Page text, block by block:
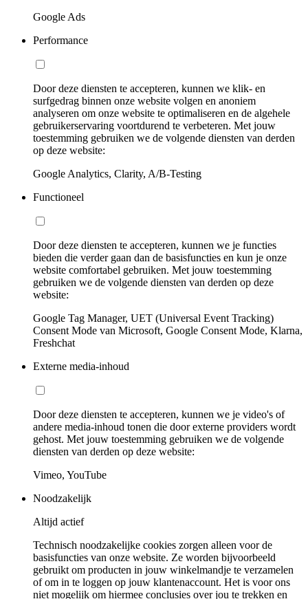
Google Ads
Performance
Door deze diensten te accepteren, kunnen we klik- en
surfgedrag binnen onze website volgen en anoniem
analyseren om onze website te optimaliseren en de algehele
gebruikerservaring voortdurend te verbeteren. Met jouw
toestemming gebruiken we de volgende diensten van derden
op deze website:
Google Analytics, Clarity, A/B-Testing
Functioneel
Door deze diensten te accepteren, kunnen we je functies
bieden die verder gaan dan de basisfuncties en kun je onze
website comfortabel gebruiken. Met jouw toestemming
gebruiken we de volgende diensten van derden op deze
website:
Google Tag Manager, UET (Universal Event Tracking)
Consent Mode van Microsoft, Google Consent Mode, Klarna,
Freshchat
Externe media-inhoud
Door deze diensten te accepteren, kunnen we je video's of
andere media-inhoud tonen die door externe providers wordt
gehost. Met jouw toestemming gebruiken we de volgende
diensten van derden op deze website:
Vimeo, YouTube
Noodzakelijk
Altijd actief
Technisch noodzakelijke cookies zorgen alleen voor de
basisfuncties van onze website. Ze worden bijvoorbeeld
gebruikt om producten in jouw winkelmandje te verzamelen
of om in te loggen op jouw klantenaccount. Het is voor ons
niet mogelijk om hiermee conclusies over jou te trekken en